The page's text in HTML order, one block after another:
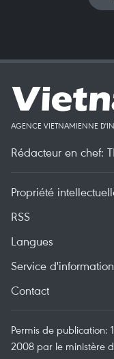
AGENCE VIETNAMIENNE
Rédacteur en chef:
Propriété
RSS
Langues
Service d'information
Contact
Permis de publication:
2008 par le ministère